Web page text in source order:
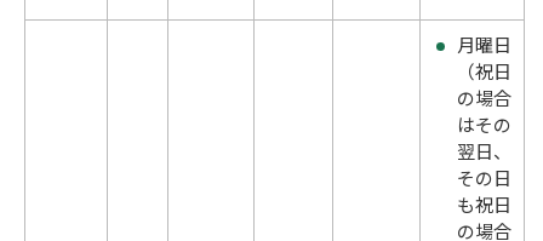
月曜日
（祝日
の場合
はその
翌日、
その日
も祝日
の場合